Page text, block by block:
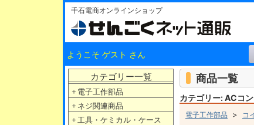
千石電商オンラインショップ
ようこそ ゲスト さん
カテゴリー一覧
＋ 電子工作部品
＋ ネジ関連商品
＋ 工具・ケミカル・ケース
商品一覧
カテゴリー: ACコ
電子工作部品 > コ